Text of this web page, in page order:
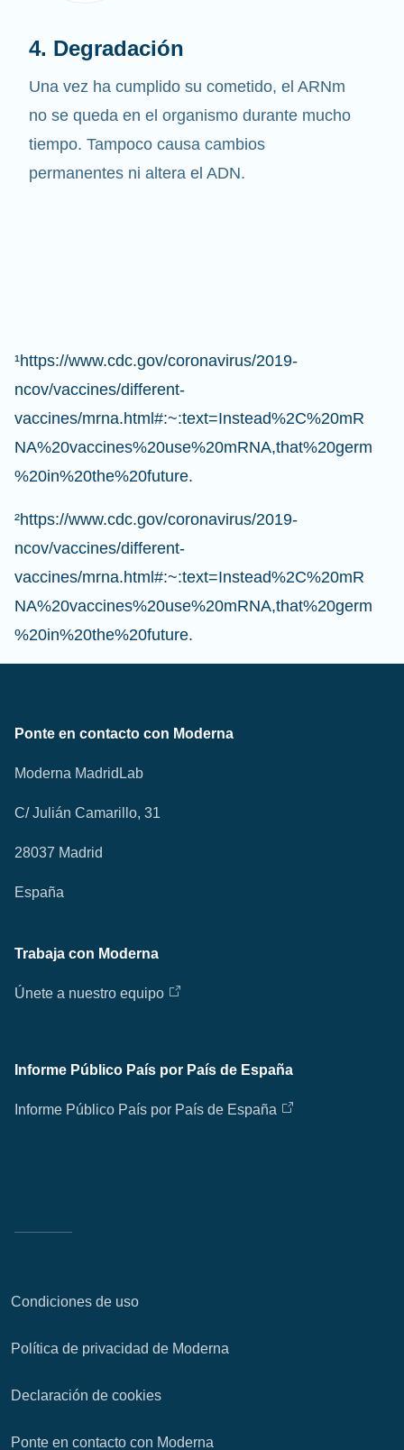
4. Degradación
Una vez ha cumplido su cometido, el ARNm
no se queda en el organismo durante mucho
tiempo. Tampoco causa cambios
permanentes ni altera el ADN.
¹https://www.cdc.gov/coronavirus/2019-
ncov/vaccines/different-
vaccines/mrna.html#:~:text=Instead%2C%20mR
NA%20vaccines%20use%20mRNA,that%20germ
%20in%20the%20future.
²https://www.cdc.gov/coronavirus/2019-
ncov/vaccines/different-
vaccines/mrna.html#:~:text=Instead%2C%20mR
NA%20vaccines%20use%20mRNA,that%20germ
%20in%20the%20future.
Ponte en contacto con Moderna
Moderna MadridLab
C/ Julián Camarillo, 31
28037 Madrid
España
Trabaja con Moderna
Únete a nuestro equipo
Informe Público País por País de España
Informe Público País por País de España
Condiciones de uso
Política de privacidad de Moderna
Declaración de cookies
Ponte en contacto con Moderna